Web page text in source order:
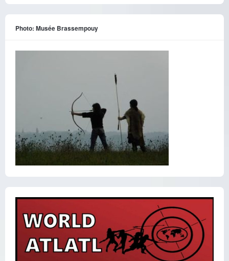
Photo: Musée Brassempouy